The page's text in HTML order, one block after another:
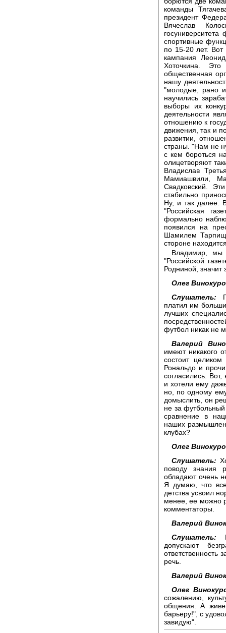
команды
президент
Вячеслав
спортивные
по 15-20 лет. Вот
кампания
Хоточкина.
общественная
нашу
"молодые, рано
научились
выборы их
деятельности
отношению к
движения, так и
развитии,
страны. "Нам не
с кем бороться
олицетворяют
Владислав
Мамиашвили,
Свадковский.
стабильно
Ну, и так далее.
"Российская
формально
появился на
Шамилем
стороне
Владимир, мы
"Российской
Родниной, значит
Олег
Слушатель:
платил им
лучших
футбол никак не
Валерий
имеют никакого
состоит
Рональдо и
согласились.
и хотели ему
но, по одному
домыслить, он
не за
сравнение в
наших
клубах?
Олег
Слушатель:
поводу знания
обладают очень
Я думаю, что
детства усвоил
менее, ее можно
комментаторы.
Валерий
Слушатель:
допускают
ответственность
речь.
Валерий
Олег
сожалению,
общения. А
барьеру!", с
завидую".